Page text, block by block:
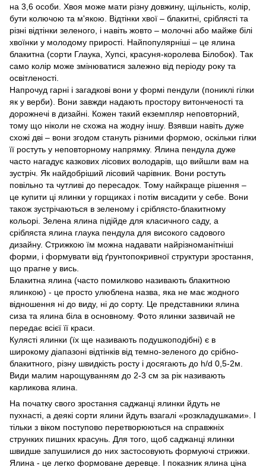
на 3,6 особи. Хвоя може мати різну довжину, щільність, колір,
бути колючою та м'якою. Відтінки хвої – блакитні, сріблясті та
різні відтінки зеленого, і навіть жовто – молочні або майже білі
хвоїнки у молодому прирості. Найпопулярніші – це ялина
блакитна (сорти Глаука, Хупсі, красуня-королева Білобок). Так
само колір може змінюватися залежно від періоду року та
освітленості.
Напрочуд гарні і загадкові вони у формі пендули (пониклі гілки
як у верби). Вони завжди надають простору витонченості та
дорожнечі в дизайні. Кожен такий екземпляр неповторний,
тому що ніколи не схожа на жодну іншу. Взявши навіть дуже
схожі дві – вони згодом стануть різними формою, оскільки гілки
її ростуть у неповторному напрямку. Ялина пендула дуже
часто нагадує казкових лісових володарів, що вийшли вам на
зустріч. Як найдобріший лісовий чарівник. Вони ростуть
повільно та чутливі до пересадок. Тому найкраще рішення –
це купити ці ялинки у горщиках і потім висадити у себе. Вони
також зустрічаються в зеленому і сріблясто-блакитному
кольорі. Зелена ялина підійде для класичного саду, а
срібляста ялина глаука пендула для високого садового
дизайну. Стрижкою їм можна надавати найрізноманітніші
форми, і формувати від ґрунтопокривної структури зростання,
що прагне у вись.
Блакитна ялина (часто помилково називають блакитною
ялинкою) - це просто улюблена назва, яка не має жодного
відношення ні до виду, ні до сорту. Це представники ялина
сиза та ялина біла в основному. Фото ялинки зазвичай не
передає всієї її краси.
Кулясті ялинки (їх ще називають подушкоподібні) є в
широкому діапазоні відтінків від темно-зеленого до срібно-
блакитного, різну швидкість росту і досягають до h/d 0,5-2м.
Види малим нарощуванням до 2-3 см за рік називають
карликова ялина.
На початку свого зростання саджанці ялинки йдуть не
пухнасті, а деякі сорти ялини йдуть взагалі «розкладушками». І
тільки з віком поступово перетворюються на справжніх
струнких пишних красунь. Для того, щоб саджанці ялинки
швидше запушилися до них застосовують формуючі стрижки.
Ялина - це легко формоване деревце. І показник ялина ціна